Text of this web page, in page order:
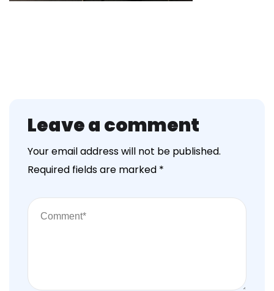
Leave a comment
Your email address will not be published.
Required fields are marked *